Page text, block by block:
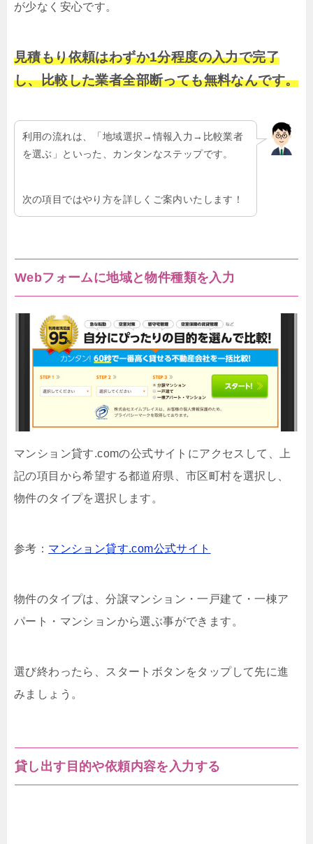
が少なく安心です。
見積もり依頼はわずか1分程度の入力で完了
し、比較した業者全部断っても無料なんです。
利用の流れは、「地域選択→情報入力→比較業者
を選ぶ」といった、カンタンなステップです。
次の項目ではやり方を詳しくご案内いたします！
Webフォームに地域と物件種類を入力
マンション貸す.comの公式サイトにアクセスして、上
記の項目から希望する都道府県、市区町村を選択し、
物件のタイプを選択します。
参考： マンション貸す.com公式サイト
物件のタイプは、分譲マンション・一戸建て・一棟ア
パート・マンションから選ぶ事ができます。
選び終わったら、スタートボタンをタップして先に進
みましょう。
貸し出す目的や依頼内容を入力する